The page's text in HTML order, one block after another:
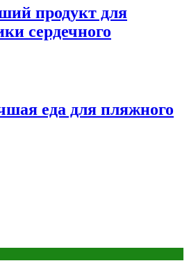
продукт для
сердечного
еда для пляжного